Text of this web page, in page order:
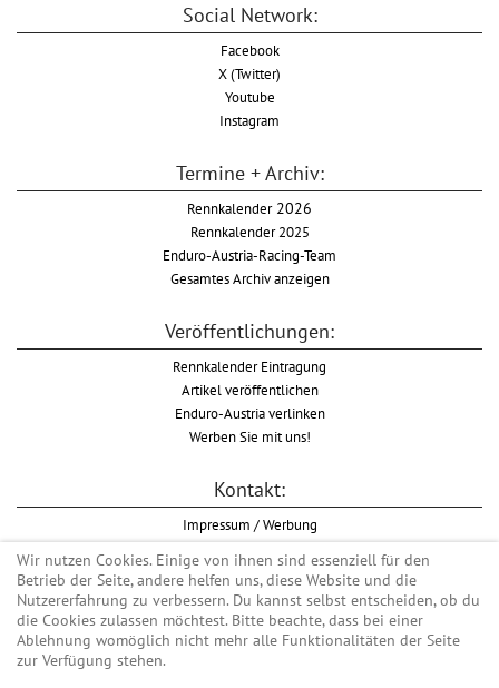
Social Network:
Facebook
X (Twitter)
Youtube
Instagram
Termine + Archiv:
Rennkalender2026
Rennkalender 2025
Enduro-Austria-Racing-Team
Gesamtes Archiv anzeigen
Veröffentlichungen:
Rennkalender Eintragung
Artikel veröffentlichen
Enduro-Austria verlinken
Werben Sie mit uns!
Kontakt:
Impressum / Werbung
Datenschutzinformation
Informationspflicht WKO
AGB
Wir nutzen Cookies. Einige von ihnen sind essenziell für den
Betrieb der Seite, andere helfen uns, diese Website und die
Nutzererfahrung zu verbessern. Du kannst selbst entscheiden, ob du
die Cookies zulassen möchtest. Bitte beachte, dass bei einer
Ablehnung womöglich nicht mehr alle Funktionalitäten der Seite
zur Verfügung stehen.